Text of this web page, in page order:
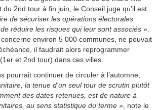
du 2nd tour à fin juin, le Conseil juge qu’il est
de sécuriser les opérations électorales
réduire les risques qui leur sont associés ».
environ 5 000 communes, ne pouvait
il faudrait alors reprogrammer
et 2nd tour) dans ces villes.
pourrait continuer de circuler à l’automne,
la tenue d’un seul tour de scrutin plutôt
des dates retenues, est de nature à
au sens statistique du terme », note le